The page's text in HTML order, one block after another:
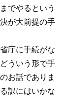
でやるという
が大前提の手
庁に手続がな
ういう形で手
お話でありま
訳にはいかな